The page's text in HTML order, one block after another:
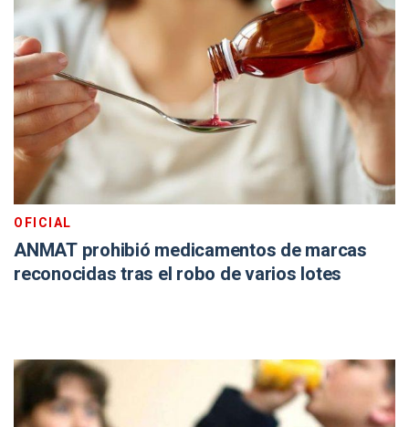
OFICIAL
ANMAT prohibió medicamentos de marcas
reconocidas tras el robo de varios lotes